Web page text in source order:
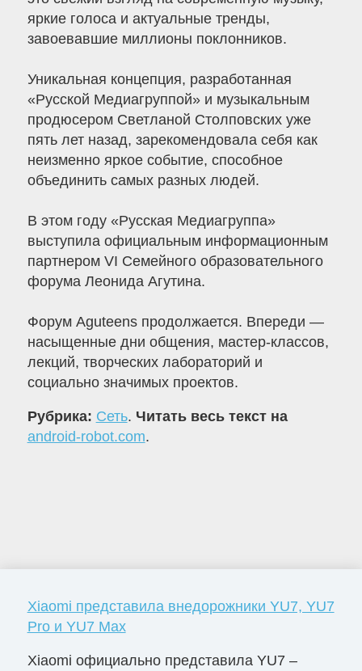
яркие голоса и актуальные тренды,
завоевавшие миллионы поклонников.
Уникальная концепция, разработанная
«Русской Медиагруппой» и музыкальным
продюсером Светланой Столповских уже
пять лет назад, зарекомендовала себя как
неизменно яркое событие, способное
объединить самых разных людей.
В этом году «Русская Медиагруппа»
выступила официальным информационным
партнером VI Семейного образовательного
форума Леонида Агутина.
Форум Aguteens продолжается. Впереди —
насыщенные дни общения, мастер-классов,
лекций, творческих лабораторий и
социально значимых проектов.
Рубрика: Сеть. Читать весь текст на
android-robot.com.
Xiaomi представила внедорожники YU7, YU7
Pro и YU7 Max
Xiaomi официально представила YU7 –